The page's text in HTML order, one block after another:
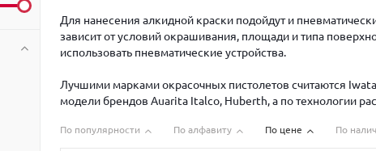
Для нанесения алкидной краски подойдут и
зависит от условий окрашивания, площади и типа
использовать пневматические устройства.
Лучшими марками окрасочных пистолетов считаются
модели брендов Auarita Italco, Huberth, а по технологии
По популярности По алфавиту По цене По